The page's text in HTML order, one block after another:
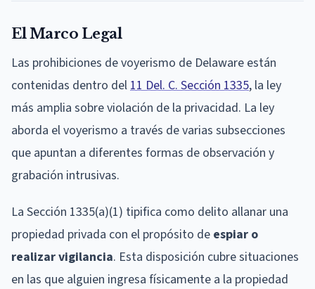
El Marco Legal
Las prohibiciones de voyerismo de Delaware están
contenidas dentro del 11 Del. C. Sección 1335, la ley
más amplia sobre violación de la privacidad. La ley
aborda el voyerismo a través de varias subsecciones
que apuntan a diferentes formas de observación y
grabación intrusivas.
La Sección 1335(a)(1) tipifica como delito allanar una
propiedad privada con el propósito de espiar o
realizar vigilancia. Esta disposición cubre situaciones
en las que alguien ingresa físicamente a la propiedad